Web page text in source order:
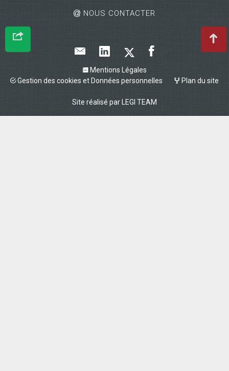
NOUS CONTACTER
Mentions Légales
Gestion des cookies et Données personnelles
Plan du site
Site réalisé par LEGI TEAM